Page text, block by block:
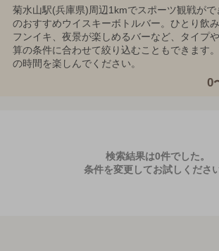
菊水山駅(兵庫県)周辺1kmでスポーツ観戦が
のおすすめウイスキーボトルバー。ひとり飲
フンイキ、夜景が楽しめるバーなど、タイプ
算の条件に合わせて絞り込むこともできます
の時間を楽しんでください。
0
検索結果は0件でした。
条件を変更してお試しください